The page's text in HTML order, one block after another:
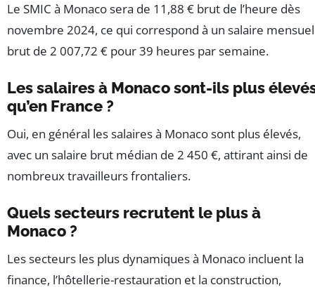
Le SMIC à Monaco sera de 11,88 € brut de l’heure dès
novembre 2024, ce qui correspond à un salaire mensuel
brut de 2 007,72 € pour 39 heures par semaine.
Les salaires à Monaco sont-ils plus
qu’en France ?
Oui, en général les salaires à Monaco sont plus élevés,
avec un salaire brut médian de 2 450 €, attirant ainsi de
nombreux travailleurs frontaliers.
Quels secteurs recrutent le plus à
Monaco ?
Les secteurs les plus dynamiques à Monaco incluent la
finance, l’hôtellerie-restauration et la construction,